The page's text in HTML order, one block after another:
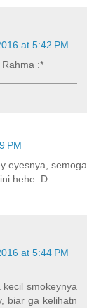
at 5:42 PM
:*
PM
eyesnya, semoga
hehe :D
at 5:44 PM
smokeynya
biar ga kelihatn